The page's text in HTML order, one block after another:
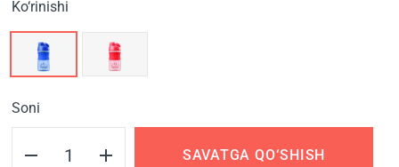
Ko‘rinishi
Soni
SAVATGA QO‘SHISH